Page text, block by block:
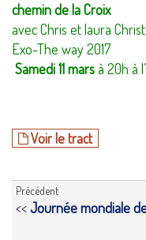
chemin de la Croix
avec Chris et laura
Exo-The way 2017
Samedi 11 marsà 20h à
Voir le tract
Précédent
<<Journée mondiale